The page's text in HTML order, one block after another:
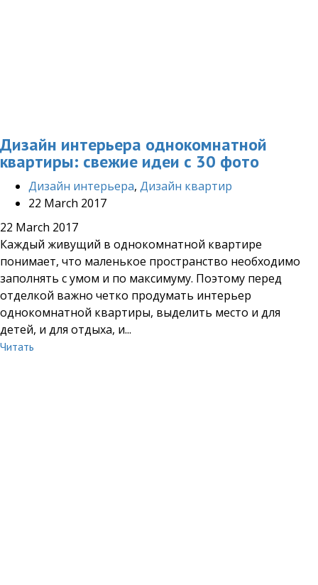
Дизайн интерьера однокомнатной
квартиры: свежие идеи с 30 фото
Дизайн интерьера, Дизайн квартир
22 March 2017
22 March 2017
Каждый живущий в однокомнатной квартире
понимает, что маленькое пространство необходимо
заполнять с умом и по максимуму. Поэтому перед
отделкой важно четко продумать интерьер
однокомнатной квартиры, выделить место и для
детей, и для отдыха, и...
Читать